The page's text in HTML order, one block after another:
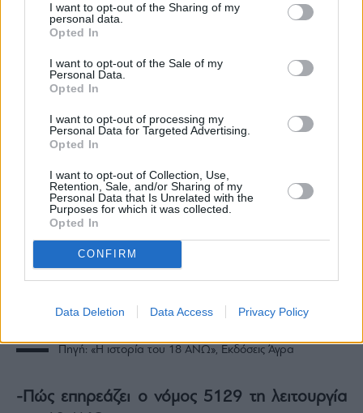
I want to opt-out of the Sharing of my
personal data.
Opted In
I want to opt-out of the Sale of my
Personal Data.
Opted In
I want to opt-out of processing my
Personal Data for Targeted Advertising.
Opted In
I want to opt-out of Collection, Use,
Retention, Sale, and/or Sharing of my
Personal Data that Is Unrelated with the
Purposes for which it was collected.
Opted In
CONFIRM
Data Deletion Data Access Privacy Policy
Πηγή: «Η ιστορία του 18 ΑΝΩ», Εκδόσεις Άγρα
-Πώς επηρεάζει ο νόμος 5129 τη λειτουργία